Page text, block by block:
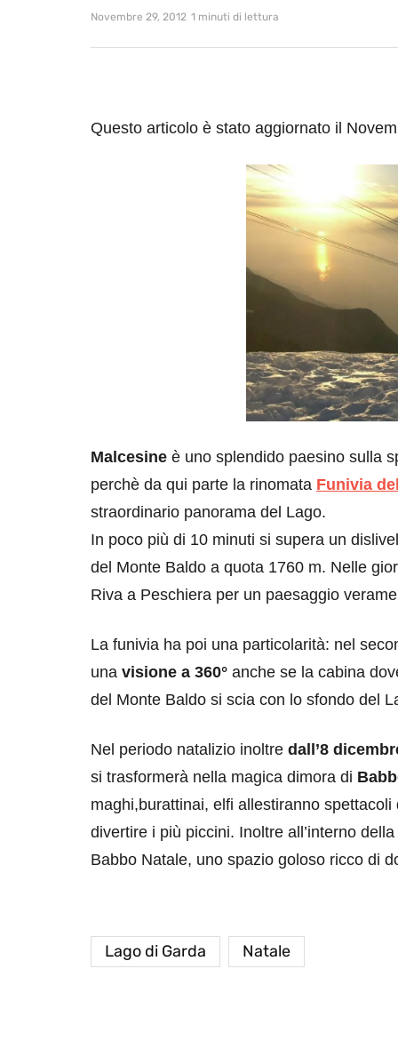
Novembre 29, 2012 1 minuti di lettura
Questo articolo è stato aggiornato il
Malcesine è uno splendido paesino sulla
perchè da qui parte la rinomata Funivia
straordinario panorama del Lago.
In poco più di 10 minuti si supera un
del Monte Baldo a quota 1760 m. Nelle
Riva a Peschiera per un paesaggio
La funivia ha poi una particolarità: nel
una visione a 360° anche se la cabina
del Monte Baldo si scia con lo sfondo del
Nel periodo natalizio inoltre dall’8
si trasformerà nella magica dimora di
maghi,burattinai, elfi allestiranno
divertire i più piccini. Inoltre all’interno
Babbo Natale, uno spazio goloso ricco di
Lago di Garda Natale